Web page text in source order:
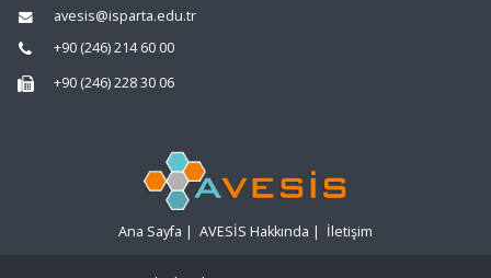
avesis@isparta.edu.tr
+90 (246) 214 60 00
+90 (246) 228 30 06
Ana Sayfa | AVESİS Hakkında | İletişim